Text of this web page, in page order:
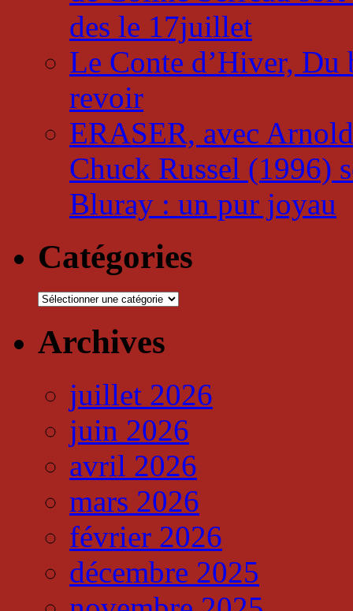
des le 17juillet
Le Conte d’Hiver, Du
revoir
ERASER, avec
Chuck Russel (1996)
Bluray : un pur joyau
Catégories
Catégories
Archives
juillet 2026
juin 2026
avril 2026
mars 2026
février 2026
décembre 2025